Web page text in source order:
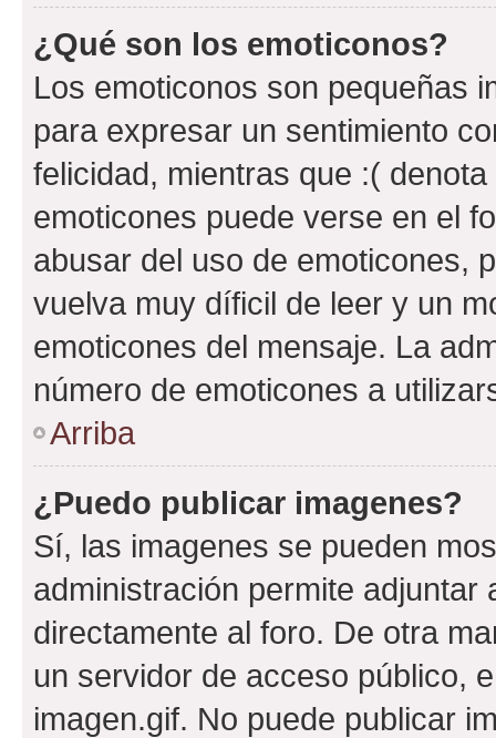
¿Qué son los emoticonos?
Los emoticonos son pequeñas
para expresar un sentimiento
felicidad, mientras que :(
emoticones puede verse en el
abusar del uso de emoticones,
vuelva muy díficil de leer y un
emoticones del mensaje. La
número de emoticones a
Arriba
¿Puedo publicar imagenes?
Sí, las imagenes se pueden
administración permite
directamente al foro. De otra
un servidor de acceso público,
imagen.gif. No puede publicar